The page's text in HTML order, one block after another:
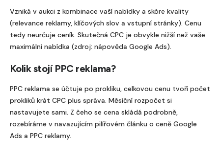
z
d
n
.
Vzniká v aukci z kombinace vaší nabídky a skóre kvality
(relevance reklamy, klíčových slov a vstupní stránky). Cenu
tedy neurčuje ceník. Skutečná CPC je obvykle nižší než vaše
maximální nabídka (zdroj: nápověda Google Ads).
Kolik stojí PPC reklama?
PPC reklama se účtuje po prokliku, celkovou cenu tvoří počet
prokliků krát CPC plus správa. Měsíční rozpočet si
nastavujete sami. Z čeho se cena skládá podrobně,
rozebíráme v navazujícím pilířovém článku o ceně Google
Ads a PPC reklamy.